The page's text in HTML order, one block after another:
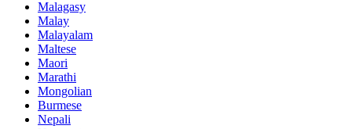
Malagasy
Malay
Malayalam
Maltese
Maori
Marathi
Mongolian
Burmese
Nepali